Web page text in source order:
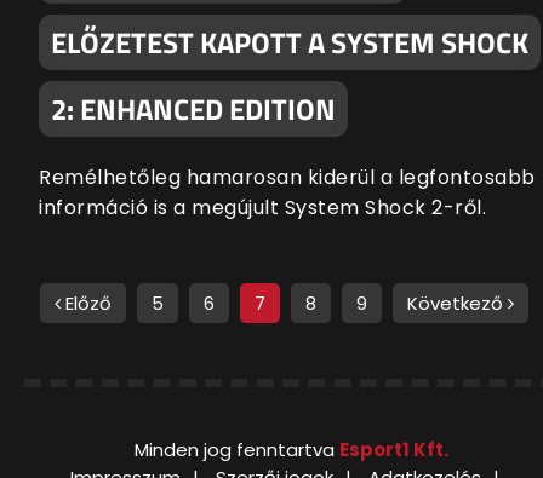
ELŐZETEST KAPOTT A SYSTEM SHOCK
2: ENHANCED EDITION
Remélhetőleg hamarosan kiderül a legfontosabb
információ is a megújult System Shock 2-ről.
Előző 5 6 7 8 9 Következő
Minden jog fenntartva Esport1 Kft.